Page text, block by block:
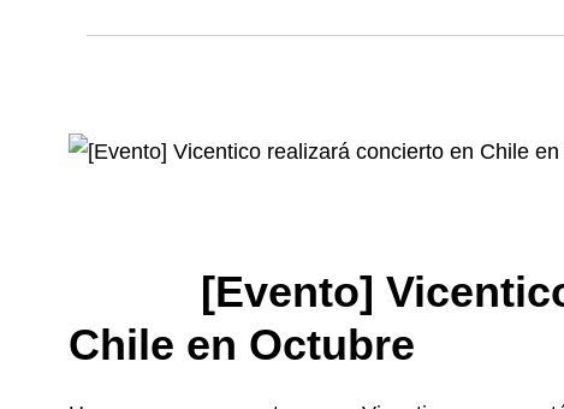
[Evento] Vicentico
Chile en Octubre